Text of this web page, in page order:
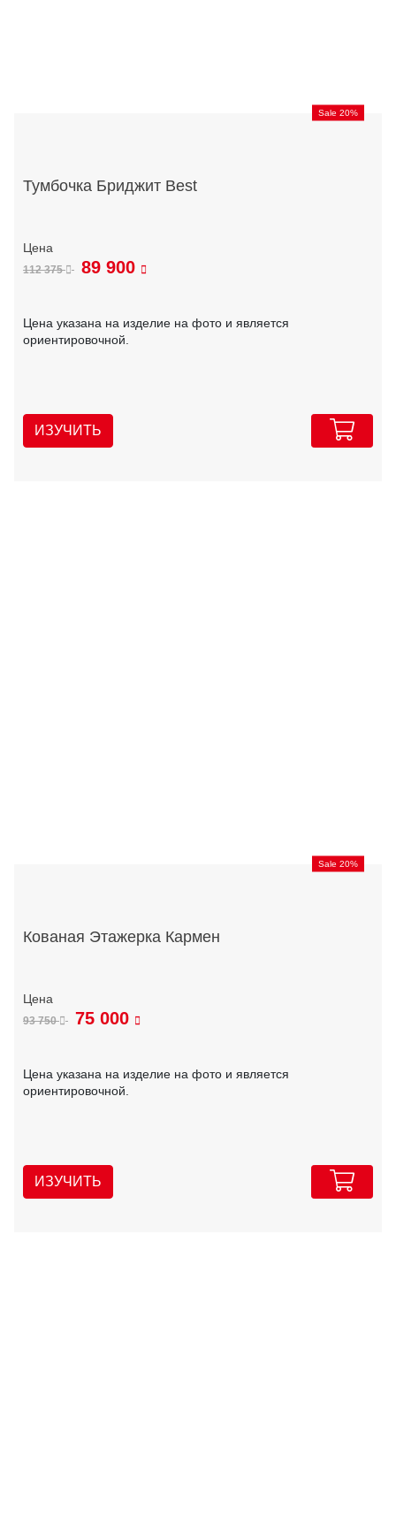
Sale 20%
Тумбочка Бриджит Best
112 375 89 900
Цена указана на изделие на фото и является
ориентировочной.
ИЗУЧИТЬ
Sale 20%
Кованая Этажерка Кармен
93 750 75 000
Цена указана на изделие на фото и является
ориентировочной.
ИЗУЧИТЬ